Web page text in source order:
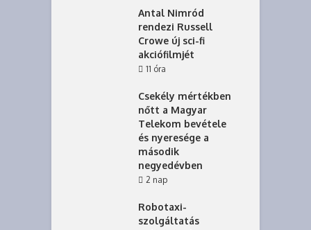
Antal Nimród
rendezi Russell
Crowe új sci-fi
akciófilmjét
11 óra
Csekély mértékben
nőtt a Magyar
Telekom bevétele
és nyeresége a
második
negyedévben
2 nap
Robotaxi-
szolgáltatás